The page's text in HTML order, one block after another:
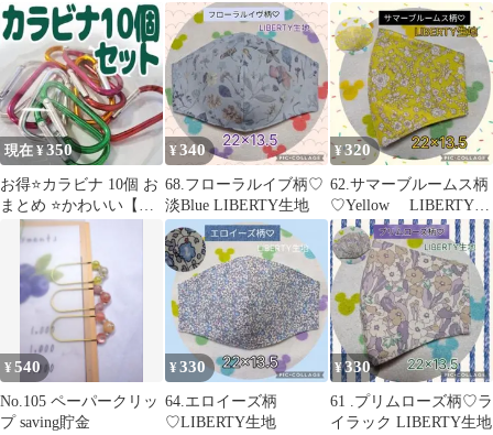
地
地
現在 ¥350
お得⭐カラビナ 10個 お
まとめ ⭐かわいい【新
品】キーホルダー
¥340
68.フローラルイブ柄♡
淡Blue LIBERTY生地
¥320
62.サマーブルームス柄
♡Yellow LIBERTY生
地
¥540
No.105 ペーパークリッ
プ saving貯金
¥330
64.エロイーズ柄
♡LIBERTY生地
¥330
61 .プリムローズ柄♡ラ
イラック LIBERTY生地